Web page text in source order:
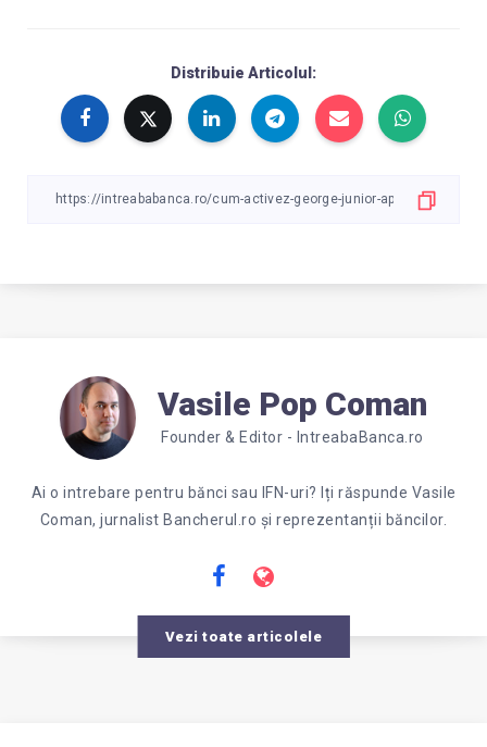
Distribuie Articolul:
Vasile Pop Coman
Founder & Editor - IntreabaBanca.ro
Ai o intrebare pentru bănci sau IFN-uri? Iți răspunde Vasile
Coman, jurnalist Bancherul.ro și reprezentanții băncilor.
Vezi toate articolele